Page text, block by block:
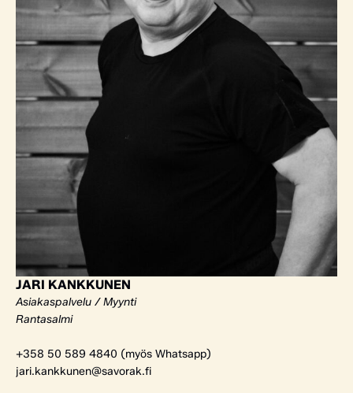
JARI KANKKUNEN
Asiakaspalvelu / Myynti
Rantasalmi
+358 50 589 4840 (myös Whatsapp)
jari.kankkunen@savorak.fi